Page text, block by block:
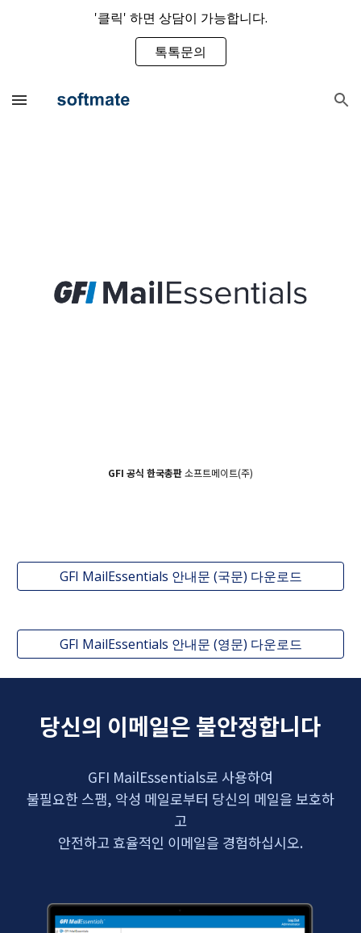
Skip to main content Skip to navigation
'클릭' 하면 상담이 가능합니다.
톡톡문의
GFI 공식 한국총판소프트메이트(주)
GFI MailEssentials 안내문 (국문) 다운로드
GFI MailEssentials 안내문 (영문) 다운로드
당신의 이메일은 불안정합니다
GFI MailEssentials로 사용하여
불필요한 스팸, 악성 메일로부터 당신의 메일을 보호하
고
안전하고 효율적인 이메일을 경험하십시오.